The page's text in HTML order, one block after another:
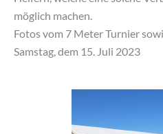
möglich machen.
Fotos vom 7 Meter Turnier
Samstag, dem 15. Juli 2023